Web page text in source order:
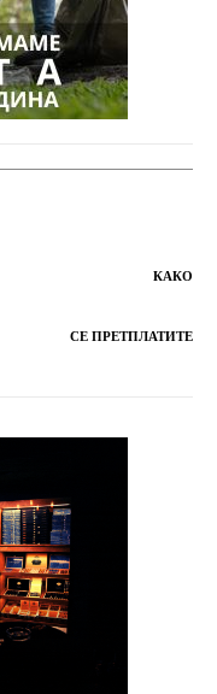
КАКО
СЕ ПРЕТПЛАТИТЕ